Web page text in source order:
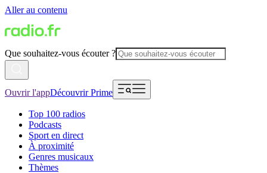
Aller au contenu
Que souhaitez-vous écouter ?
Ouvrir l'appDécouvrir Prime
Top 100 radios
Podcasts
Sport en direct
À proximité
Genres musicaux
Thèmes